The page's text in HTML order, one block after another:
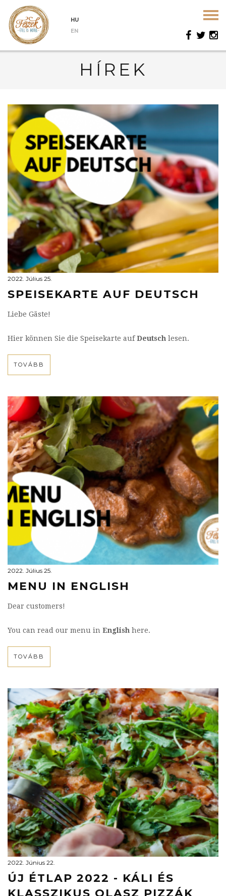
HU
EN
HÍREK
2022. Július 25.
SPEISEKARTE AUF DEUTSCH
Liebe Gäste!
​Hier können Sie die Speisekarte aufDeutsch lesen.
TOVÁBB
2022. Július 25.
MENU IN ENGLISH
Dear customers!
You can read our menu in English here.
TOVÁBB
2022. Június 22.
ÚJ ÉTLAP 2022 - KÁLI ÉS
KLASSZIKUS OLASZ PIZZÁK